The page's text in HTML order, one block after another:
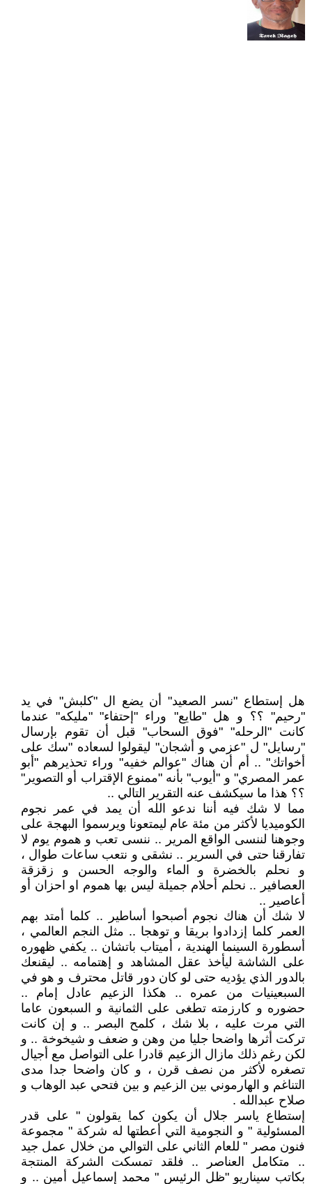
هل إستطاع "نسر الصعيد" أن يضع ال "كلبش" في يد
"رحيم" ؟؟ و هل "طايع" وراء "إحتفاء" "مليكه" عندما
كانت "الرحله" "فوق السحاب" قبل أن تقوم بإرسال
"رسايل" ل "عزمي و أشجان" ليقولوا لسعاده "سك على
أخواتك" .. أم أن هناك "عوالم خفيه" وراء تحذيرهم "أبو
عمر المصري" و "أيوب" بأنه "ممنوع الإقتراب أو التصوير"
؟؟ هذا ما سيكشف عنه التقرير التالي ..
مما لا شك فيه أننا ندعو الله أن يمد في عمر نجوم
الكوميديا لأكثر من مئة عام ليمتعونا ويرسموا البهجة على
وجوهنا لننسى الواقع المرير .. ننسى تعب و هموم يوم لا
تفارقنا حتى في السرير .. نشقى و نتعب ساعات طوال ،
و نحلم بالخضرة و الماء والوجه الحسن و زقزقة
العصافير .. نحلم أحلام جميلة ليس بها هموم او احزان أو
أعاصير ..
لا شك أن هناك نجوم أصبحوا أساطير .. كلما أمتد بهم
العمر كلما إزدادوا بريقا و توهجا .. مثل النجم العالمي ،
أسطورة السينما الهندية ، أميتاب باتشان .. يكفي ظهوره
على الشاشة ليأخذ عقل المشاهد و إهتمامه .. ليقنعك
بالدور الذي يؤديه حتى لو كان دور قاتل محترف و هو في
السبعينيات من عمره .. هكذا الزعيم عادل إمام ..
حضوره و كارزمته تطغى على الثمانية و السبعون عاما
التي مرت عليه ، بلا شك ، كلمح البصر .. و إن كانت
تركت أثرها واضحا جليا من وهن و ضعف و شيخوخة .. و
لكن رغم ذلك مازال الزعيم قادرا على التواصل مع أجيال
تصغره لأكثر من نصف قرن ، و كان واضحا جدا مدى
التناغم و الهارموني بين الزعيم و بين فتحي عبد الوهاب و
صلاح عبدالله .
إستطاع ياسر جلال أن يكون كما يقولون " على قدر
المسئولية " و النجومية التي أعطتها له شركة " مجموعة
فنون مصر " للعام الثاني على التوالي من خلال عمل جيد
.. متكامل العناصر .. فلقد تمسكت الشركة المنتجة
بكاتب سيناريو "ظل الرئيس " محمد إسماعيل أمين .. و